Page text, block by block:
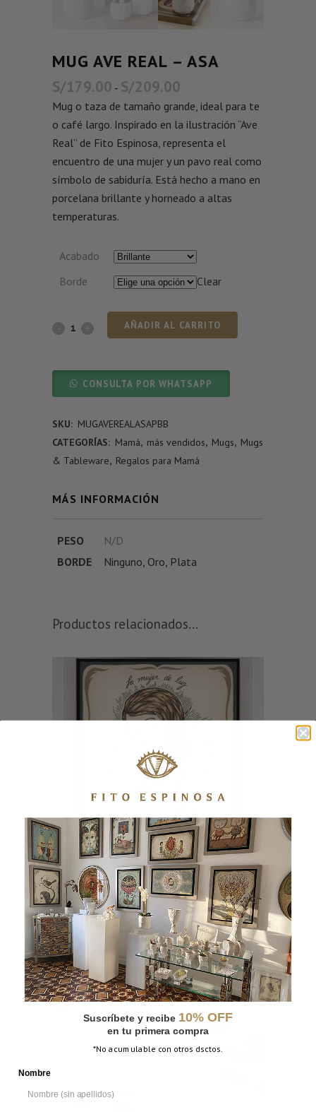
MUG AVE REAL – ASA
S/179.00 - S/209.00
Mug o taza de tamaño grande, ideal para te
o café largo. Inspirado en la ilustración “Ave
Real” de Fito Espinosa, representa el
encuentro de una mujer y un pavo real como
símbolo de sabiduría. Está hecho a mano en
porcelana brillante y horneado a altas
temperaturas.
Acabado
Borde
Clear
AÑADIR AL CARRITO
CONSULTA POR WHATSAPP
SKU: MUGAVEREALASAPBB
CATEGORÍAS: Mamá, más vendidos, Mugs, Mugs
& Tableware, Regalos para Mamá
MÁS INFORMACIÓN
PESO
N/D
BORDE
Ninguno, Oro, Plata
Productos relacionados...
DE LUZ
Suscríbete y recibe 10% OFF
en tu primera compra
*No acumulable con otros dsctos.
Nombre